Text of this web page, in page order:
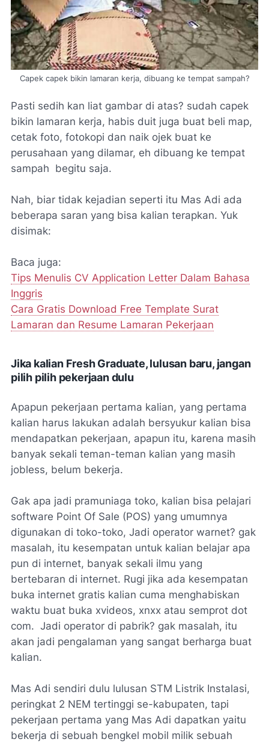
Capek capek bikin lamaran kerja, dibuang ke tempat sampah?
Pasti sedih kan liat gambar di atas? sudah capek
bikin lamaran kerja, habis duit juga buat beli map,
cetak foto, fotokopi dan naik ojek buat ke
perusahaan yang dilamar, eh dibuang ke tempat
sampah begitu saja.
Nah, biar tidak kejadian seperti itu Mas Adi ada
beberapa saran yang bisa kalian terapkan. Yuk
disimak:
Baca juga:
Tips Menulis CV Application Letter Dalam Bahasa
Inggris
Cara Gratis Download Free Template Surat
Lamaran dan Resume Lamaran Pekerjaan
Jika kalian Fresh Graduate, lulusan baru, jangan
pilih pilih pekerjaan dulu
Apapun pekerjaan pertama kalian, yang pertama
kalian harus lakukan adalah bersyukur kalian bisa
mendapatkan pekerjaan, apapun itu, karena masih
banyak sekali teman-teman kalian yang masih
jobless, belum bekerja.
Gak apa jadi pramuniaga toko, kalian bisa pelajari
software Point Of Sale (POS) yang umumnya
digunakan di toko-toko, Jadi operator warnet? gak
masalah, itu kesempatan untuk kalian belajar apa
pun di internet, banyak sekali ilmu yang
bertebaran di internet. Rugi jika ada kesempatan
buka internet gratis kalian cuma menghabiskan
waktu buat buka xvideos, xnxx atau semprot dot
com. Jadi operator di pabrik? gak masalah, itu
akan jadi pengalaman yang sangat berharga buat
kalian.
Mas Adi sendiri dulu lulusan STM Listrik Instalasi,
peringkat 2 NEM tertinggi se-kabupaten, tapi
pekerjaan pertama yang Mas Adi dapatkan yaitu
bekerja di sebuah bengkel mobil milik sebuah